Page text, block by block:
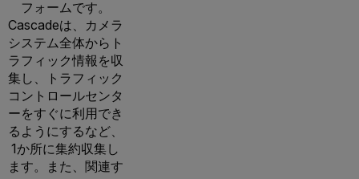
フォームです。
Cascadeは、カメラ
システム全体からト
ラフィック情報を収
集し、トラフィック
コントロールセンタ
ーをすぐに利用でき
るようにするなど、
1か所に集約収集し
ます。また、関連す